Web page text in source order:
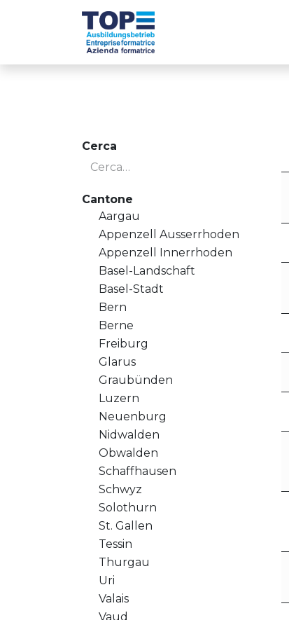
Cerca
Cantone
Aargau
Appenzell Ausserrhoden
Appenzell Innerrhoden
Basel-Landschaft
Basel-Stadt
Bern
Berne
Freiburg
Glarus
Graubünden
Luzern
Neuenburg
Nidwalden
Obwalden
Schaffhausen
Schwyz
Solothurn
St. Gallen
Tessin
Thurgau
Uri
Valais
Vaud